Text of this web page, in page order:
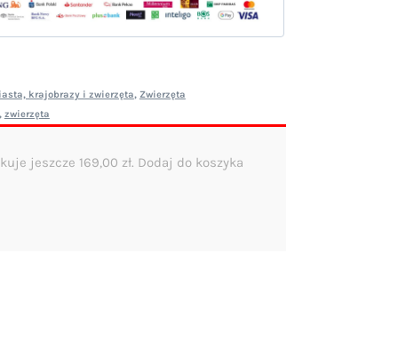
krajobrazy i zwierzęta, Zwierzęta
zwierzęta
jeszcze 169,00 zł. Dodaj do koszyka